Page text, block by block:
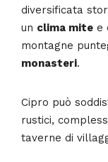
diversificata
un clima mite e
montagne
monasteri.
Cipro può
rustici,
taverne di